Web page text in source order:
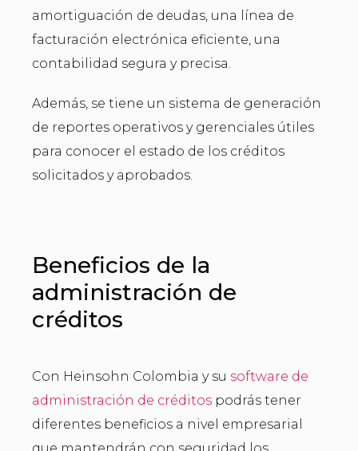
amortiguación de deudas, una línea de
facturación electrónica eficiente, una
contabilidad segura y precisa.
Además, se tiene un sistema de generación
de reportes operativos y gerenciales útiles
para conocer el estado de los créditos
solicitados y aprobados.
Beneficios de la
administración de
créditos
Con Heinsohn Colombia y su software de
administración de créditos podrás tener
diferentes beneficios a nivel empresarial